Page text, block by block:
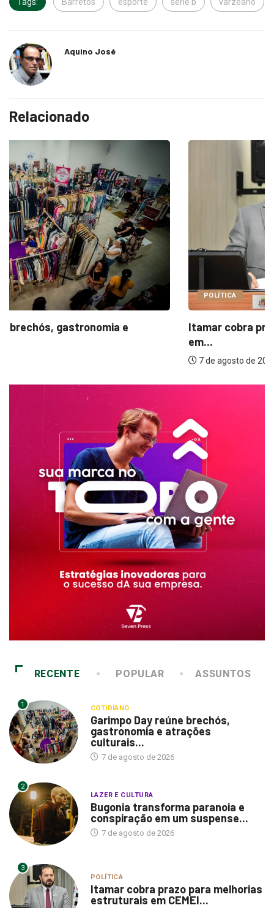
Aquino José
Relacionado
POLÍTICA
Itamar cobra prazo para melhorias estruturais
RECENTE POPULAR ASSUNTOS
1 COTIDIANO
Garimpo Day reúne brechós,
gastronomia e atrações
culturais...
7 de agosto de 2026
2
LAZER E CULTURA
Bugonia transforma paranoia e
conspiração em um suspense...
7 de agosto de 2026
3
POLÍTICA
Itamar cobra prazo para melhorias
estruturais em CEMEI...